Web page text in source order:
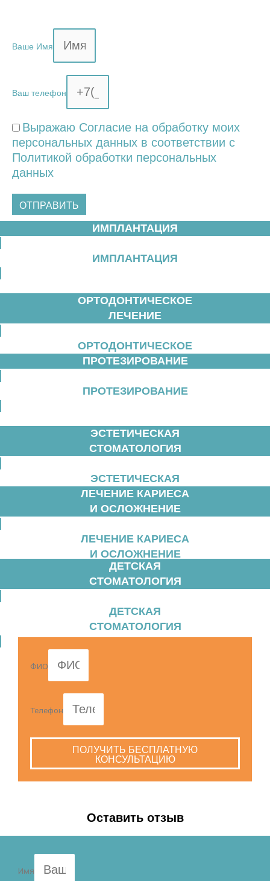
Ваше Имя
Ваш телефон
Выражаю Согласие на обработку моих
персональных данных в соответствии с
Политикой обработки персональных
данных
ОТПРАВИТЬ
ИМПЛАНТАЦИЯ
ИМПЛАНТАЦИЯ
ОРТОДОНТИЧЕСКОЕ
ЛЕЧЕНИЕ
ОРТОДОНТИЧЕСКОЕ
ЛЕЧЕНИЕ
ПРОТЕЗИРОВАНИЕ
ПРОТЕЗИРОВАНИЕ
ЭСТЕТИЧЕСКАЯ
СТОМАТОЛОГИЯ
ЭСТЕТИЧЕСКАЯ
СТОМАТОЛОГИЯ
ЛЕЧЕНИЕ КАРИЕСА
И ОСЛОЖНЕНИЕ
ЛЕЧЕНИЕ КАРИЕСА
И ОСЛОЖНЕНИЕ
ДЕТСКАЯ
СТОМАТОЛОГИЯ
ДЕТСКАЯ
СТОМАТОЛОГИЯ
ФИО
Телефон
ПОЛУЧИТЬ БЕСПЛАТНУЮ
КОНСУЛЬТАЦИЮ
Оставить отзыв
Имя